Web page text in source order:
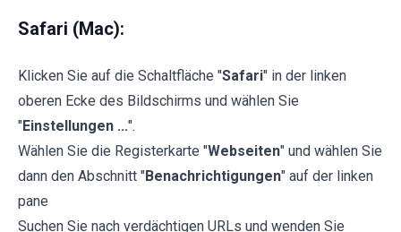
Safari (Mac):
Klicken Sie auf die Schaltfläche "Safari" in der linken
oberen Ecke des Bildschirms und wählen Sie
"Einstellungen ...".
Wählen Sie die Registerkarte "Webseiten" und wählen Sie
dann den Abschnitt "Benachrichtigungen" auf der linken
pane
Suchen Sie nach verdächtigen URLs und wenden Sie